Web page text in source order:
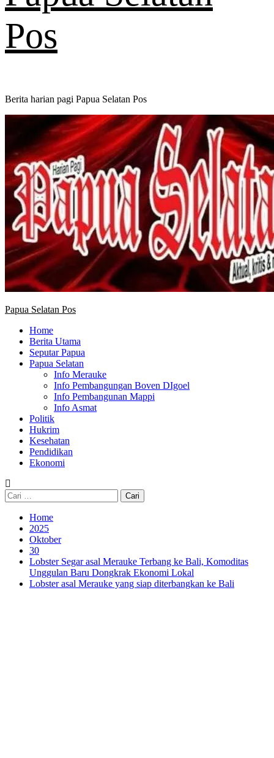
Pos
Berita harian pagi Papua Selatan Pos
Primary
Papua Selatan Pos
Home
Berita Utama
Seputar Papua
Papua Selatan
Info Merauke
Info Pembangungan Boven DIgoel
Info Pembangunan Mappi
Info Asmat
Politik
Hukrim
Kesehatan
Pendidikan
Ekonomi
Cari
untuk:
Home
2025
Oktober
30
Lobster Segar asal Merauke Terbang ke Bali, Komoditas
Unggulan Baru Dongkrak Ekonomi Lokal
Lobster asal Merauke yang siap diterbangkan ke Bali